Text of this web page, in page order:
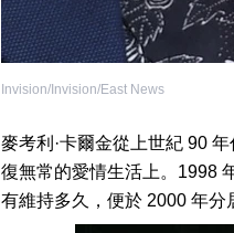
Invision/Invision/East News
麥考利·卡爾金從上世紀 90
復無常的愛情生活上。1998
有維持多久，便於 2000 年分